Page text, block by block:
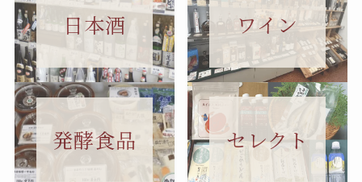
日本酒 ワイン
発酵食品 セレクト